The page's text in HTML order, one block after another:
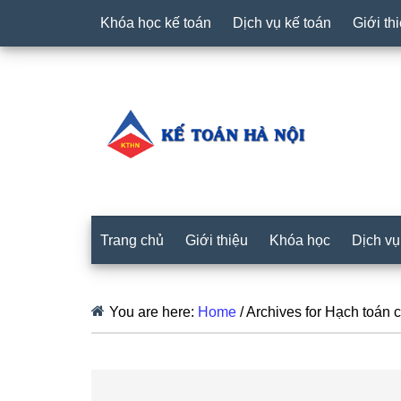
Khóa học kế toán Dịch vụ kế toán Giới
Trang chủ Giới thiệu Khóa học Dịch
You are here: Home /Archives for Hạch toán